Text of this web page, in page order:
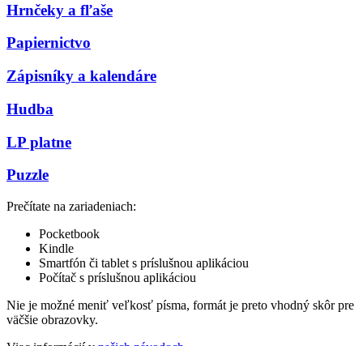
Hrnčeky a fľaše
Papiernictvo
Zápisníky a kalendáre
Hudba
LP platne
Puzzle
Prečítate na zariadeniach:
Pocketbook
Kindle
Smartfón či tablet s príslušnou aplikáciou
Počítač s príslušnou aplikáciou
Nie je možné meniť veľkosť písma, formát je preto vhodný skôr pre
väčšie obrazovky.